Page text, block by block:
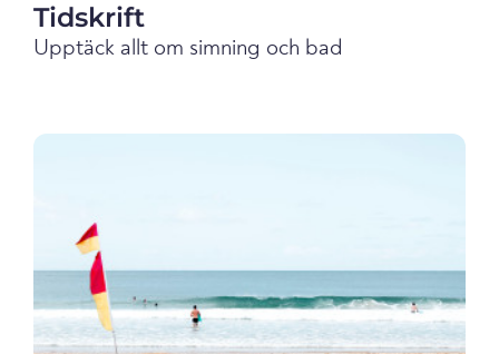
Tidskrift
Upptäck allt om simning och bad